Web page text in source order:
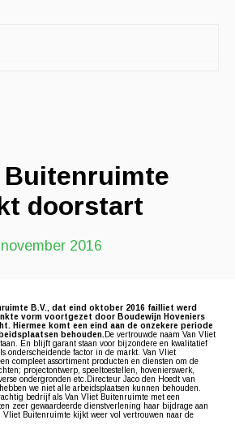
Buitenruimte
doorstart
2016
B.V., dat eind oktober 2016 failliet werd
vorm voortgezet door Boudewijn Hoveniers
Hiermee komt een eind aan de onzekere periode
behouden. De vertrouwde naam Van Vliet
En blijft garant staan voor bijzondere en kwalitatief
onderscheidende factor in de markt. Van Vliet
compleet assortiment producten en diensten om de
projectontwerp, speeltoestellen, hovenierswerk,
ondergronden etc.Directeur Jaco den Hoedt van
we niet alle arbeidsplaatsen kunnen behouden.
bedrijf als Van Vliet Buitenruimte met een
zeer gewaardeerde dienstverlening haar bijdrage aan
Vliet Buitenruimte kijkt weer vol vertrouwen naar de